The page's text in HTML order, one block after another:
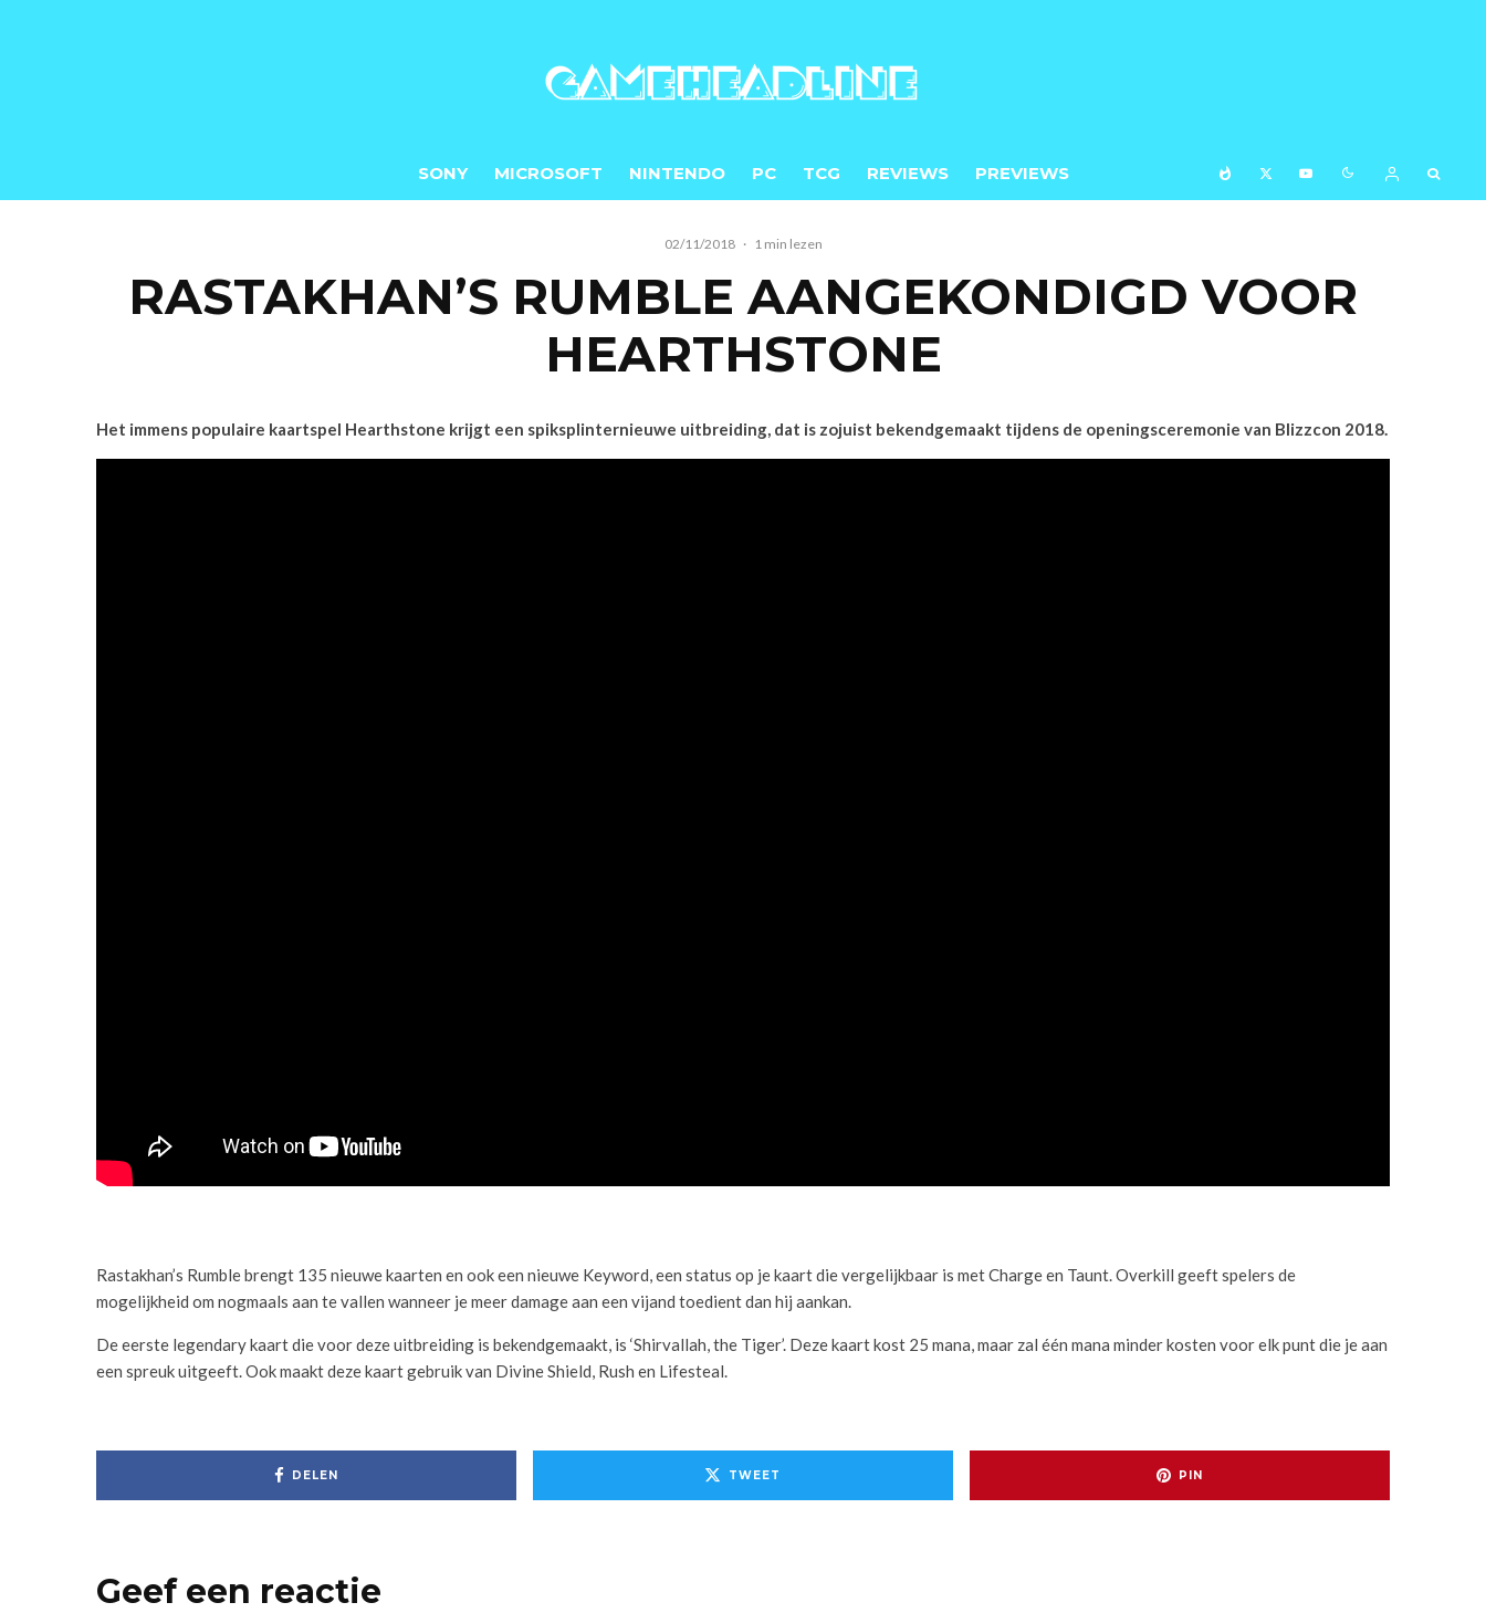
SONY MICROSOFT NINTENDO PC TCG REVIEWS PREVIEWS
02/11/2018 · 1 min lezen
RASTAKHAN’S RUMBLE AANGEKONDIGD VOOR
HEARTHSTONE
Het immens populaire kaartspel Hearthstone krijgt een spiksplinternieuwe uitbreiding, dat is zojuist bekendgemaakt tijdens de openingsceremonie van Blizzcon 2018.
Rastakhan’s Rumble brengt 135 nieuwe kaarten en ook een nieuwe Keyword, een status op je kaart die vergelijkbaar is met Charge en Taunt. Overkill geeft spelers de
mogelijkheid om nogmaals aan te vallen wanneer je meer damage aan een vijand toedient dan hij aankan.
De eerste legendary kaart die voor deze uitbreiding is bekendgemaakt, is ‘Shirvallah, the Tiger’. Deze kaart kost 25 mana, maar zal één mana minder kosten voor elk punt die je aan
een spreuk uitgeeft. Ook maakt deze kaart gebruik van Divine Shield, Rush en Lifesteal.
DELEN TWEET PIN
Geef een reactie